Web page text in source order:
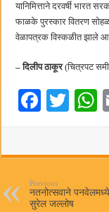
यानिमित्ताने दरवर्षी भारत
फाळके पुरस्कार वितरण
वेळापत्रक विस्कळीत झाले
– दिलीप ठाकूर(चित्रपट
Fa T
Previous
नतनोत्सवाने
सुरेल जल्लोष